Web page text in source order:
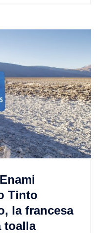
Tinto
la francesa
toalla